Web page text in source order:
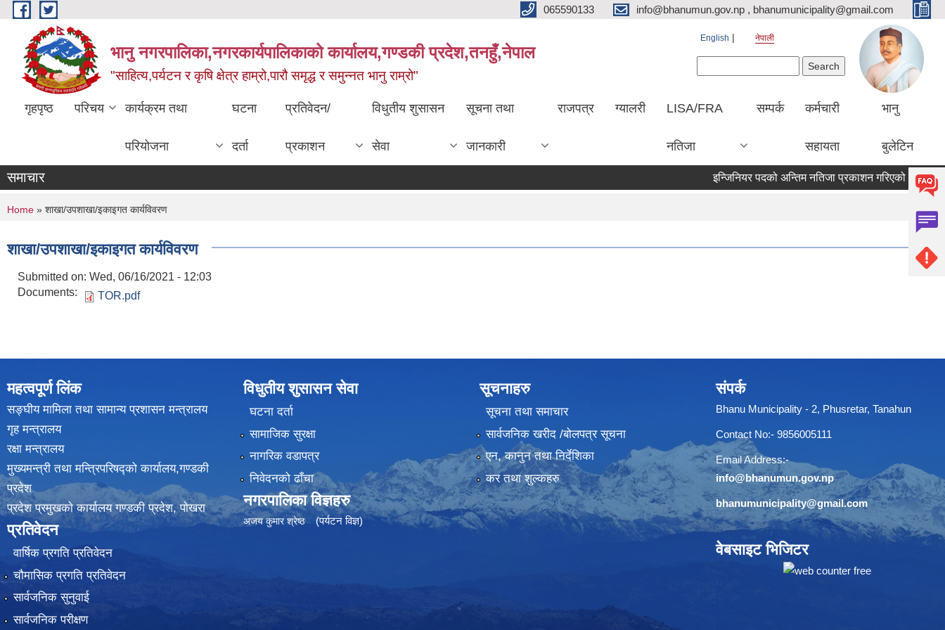
Skip to main content 065590133 info@bhanumun.gov.np , bhanumunicipality@gmail.com
भानु नगरपालिका,नगरकार्यपालिकाको कार्यालय,गण्डकी प्रदेश,तनहुँ,नेपाल
"साहित्य,पर्यटन र कृषि क्षेत्र हाम्रो,पारौ समृद्ध र समुन्नत भानु राम्रो"
English नेपाली
गृहपृष्ठ परिचय कार्यक्रम तथा
परियोजना
घटना
दर्ता
प्रतिवेदन/
प्रकाशन
विधुतीय शुसासन
सेवा
सूचना तथा
जानकारी
राजपत्र ग्यालरी LISA/FRA
नतिजा
सम्पर्क कर्मचारी
सहायता
भानु
बुलेटिन
समाचार इन्जिनियर पदको अन्तिम नतिजा प्रकाशन गरिएको सूचना !!!
You are here
Home » शाखा/उपशाखा/इकाइगत कार्यविवरण
शाखा/उपशाखा/इकाइगत कार्यविवरण
Submitted on: Wed, 06/16/2021 - 12:03
Documents:
TOR.pdf
महत्वपूर्ण लिंक
सङ्घीय मामिला तथा सामान्य प्रशासन मन्त्रालय
गृह मन्त्रालय
रक्षा मन्त्रालय
मुख्यमन्त्री तथा मन्त्रिपरिषद्को कार्यालय,गण्डकी
प्रदेश
प्रदेश प्रमुखकाे कार्यालय गण्डकी प्रदेश, पाेखरा
प्रतिवेदन
वार्षिक प्रगति प्रतिवेदन
चौमासिक प्रगति प्रतिवेदन
सार्वजनिक सुनुवाई
सार्वजनिक परीक्षण
विधुतीय शुसासन सेवा
घटना दर्ता
सामाजिक सुरक्षा
नागरिक वडापत्र
निवेदनको ढाँचा
नगरपालिका विज्ञहरु
अजय कुमार श्रेष्ठ (पर्यटन विज्ञ)
सूचनाहरु
सूचना तथा समाचार
सार्वजनिक खरीद /बोलपत्र सूचना
एन, कानुन तथा निर्देशिका
कर तथा शुल्कहरु
संपर्क
Bhanu Municipality - 2, Phusretar, Tanahun
Contact No:- 9856005111
Email Address:-
info@bhanumun.gov.np
bhanumunicipality@gmail.com
वेबसाइट भिजिटर